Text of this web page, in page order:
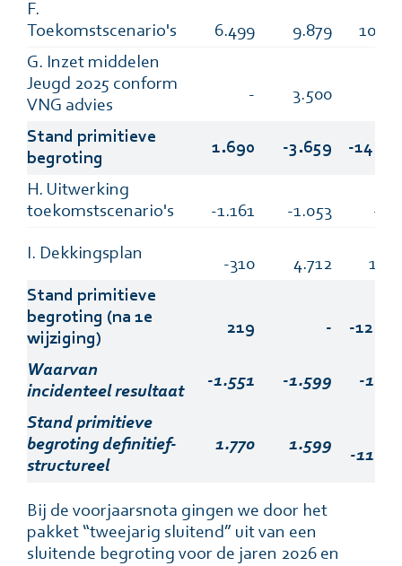
F.
Toekomstscenario's
6.499 9.879
G. Inzet middelen
Jeugd 2025 conform
VNG advies
- 3.500
Stand primitieve
begroting
1.690 -3.659 -
H. Uitwerking
toekomstscenario's
-1.161 -1.053 -
I. Dekkingsplan
-310 4.712
Stand primitieve
begroting (na 1e
wijziging)
219 - -
Waarvan
incidenteel resultaat
-1.551 -1.599 -
Stand primitieve
begroting definitief-
structureel
1.770 1.599
-
Bij de voorjaarsnota gingen we door het
pakket “tweejarig sluitend” uit van een
sluitende begroting voor de jaren 2026 en